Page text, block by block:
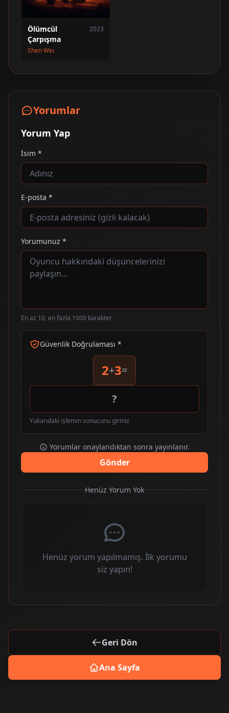
Ölümcül
Çarpışma
2023
Shen Wei
Yorumlar
Yorum Yap
İsim *
E-posta *
Yorumunuz *
En az 10, en fazla 1000 karakter
Güvenlik Doğrulaması *
2+3=
Yukarıdaki işlemin sonucunu giriniz
Yorumlar onaylandıktan sonra yayınlanır.
Gönder
Henüz Yorum Yok
Henüz yorum yapılmamış. İlk yorumu
siz yapın!
Geri Dön
Ana Sayfa